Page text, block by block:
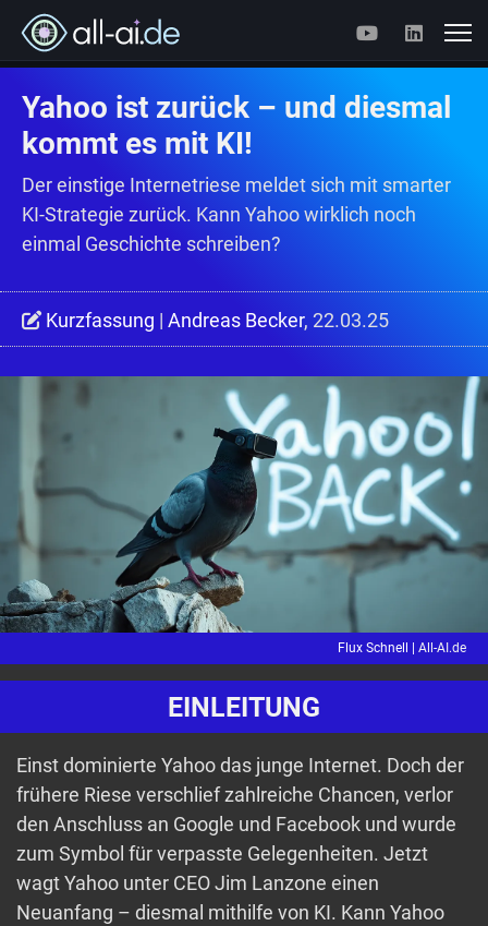
Yahoo ist zurück – und diesmal
kommt es mit KI!
Der einstige Internetriese meldet sich mit smarter
KI-Strategie zurück. Kann Yahoo wirklich noch
einmal Geschichte schreiben?
Kurzfassung | Andreas Becker, 22.03.25
Flux Schnell | All-AI.de
EINLEITUNG
Einst dominierte Yahoo das junge Internet. Doch der
frühere Riese verschlief zahlreiche Chancen, verlor
den Anschluss an Google und Facebook und wurde
zum Symbol für verpasste Gelegenheiten. Jetzt
wagt Yahoo unter CEO Jim Lanzone einen
Neuanfang – diesmal mithilfe von KI. Kann Yahoo